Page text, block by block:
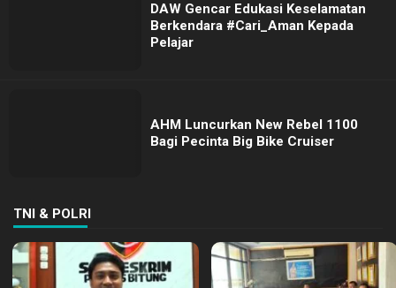
DAW Gencar Edukasi Keselamatan
Berkendara #Cari_Aman Kepada
Pelajar
AHM Luncurkan New Rebel 1100
Bagi Pecinta Big Bike Cruiser
TNI & POLRI